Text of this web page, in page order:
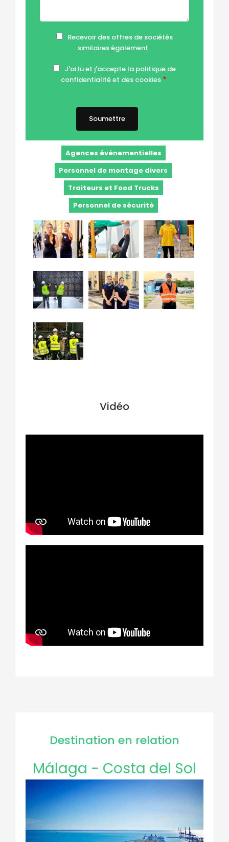
Recevoir des offres de sociétés
similaires également
J'ai lu et j'accepte la politique de
confidentialité et des cookies
Agences événementielles
Personnel de montage divers
Traiteurs et Food Trucks
Personnel de sécurité
Vidéo
Destination en relation
Málaga - Costa del Sol